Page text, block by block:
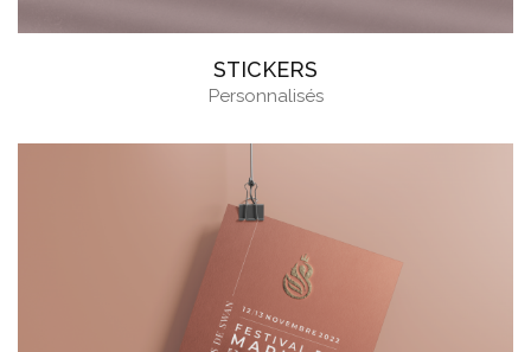
STICKERS
Personnalisés